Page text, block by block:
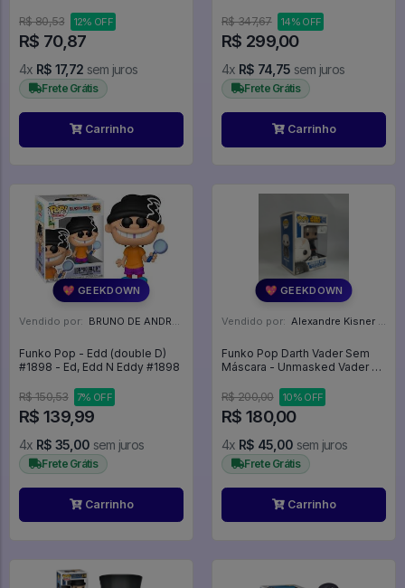
Zona Criativa
R$ 80,53 12% OFF
R$ 70,87
4x R$ 17,72 sem juros
Frete Grátis
Carrinho
R$ 347,67 14% OFF
R$ 299,00
4x R$ 74,75 sem juros
Frete Grátis
Carrinho
💖 GEEKDOWN
Vendido por: BRUNO DE ANDRADE CLEMENTE - SC
Funko Pop - Edd (double D)
#1898 - Ed, Edd N Eddy #1898
R$ 150,53 7% OFF
R$ 139,99
4x R$ 35,00 sem juros
Frete Grátis
Carrinho
💖 GEEKDOWN
Vendido por: Alexandre Kisner - PR
Funko Pop Darth Vader Sem
Máscara - Unmasked Vader -
R$ 200,00
10% OFF
R$ 180,00
4x R$ 45,00 sem juros
Frete Grátis
Carrinho